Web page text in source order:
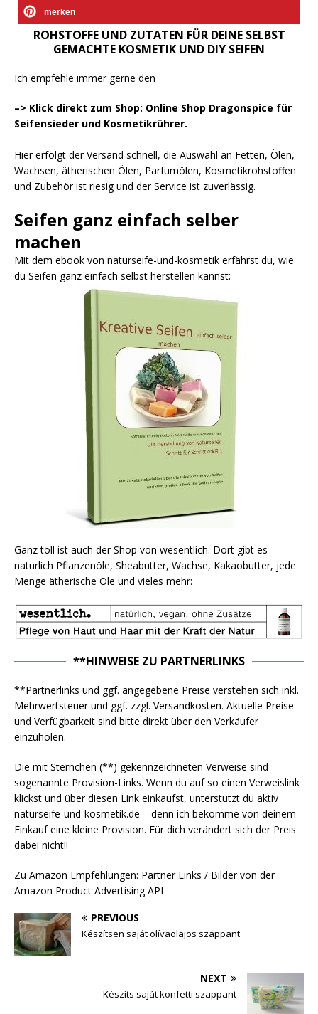
merken
ROHSTOFFE UND ZUTATEN FÜR DEINE SELBST
GEMACHTE KOSMETIK UND DIY SEIFEN
Ich empfehle immer gerne den
–> Klick direkt zum Shop: Online Shop Dragonspice für
Seifensieder und Kosmetikrührer.
Hier erfolgt der Versand schnell, die Auswahl an Fetten, Ölen,
Wachsen, ätherischen Ölen, Parfumölen, Kosmetikrohstoffen
und Zubehör ist riesig und der Service ist zuverlässig.
Seifen ganz einfach selber
machen
Mit dem ebook von naturseife-und-kosmetik erfährst du, wie
du Seifen ganz einfach selbst herstellen kannst:
Ganz toll ist auch der Shop von wesentlich. Dort gibt es
natürlich Pflanzenöle, Sheabutter, Wachse, Kakaobutter, jede
Menge ätherische Öle und vieles mehr:
**HINWEISE ZU PARTNERLINKS
**Partnerlinks und ggf. angegebene Preise verstehen sich inkl.
Mehrwertsteuer und ggf. zzgl. Versandkosten. Aktuelle Preise
und Verfügbarkeit sind bitte direkt über den Verkäufer
einzuholen.
Die mit Sternchen (**) gekennzeichneten Verweise sind
sogenannte Provision-Links. Wenn du auf so einen Verweislink
klickst und über diesen Link einkaufst, unterstützt du aktiv
naturseife-und-kosmetik.de – denn ich bekomme von deinem
Einkauf eine kleine Provision. Für dich verändert sich der Preis
dabei nicht!!
Zu Amazon Empfehlungen: Partner Links / Bilder von der
Amazon Product Advertising API
PREVIOUS
Készítsen saját olívaolajos szappant
NEXT
Készíts saját konfetti szappant